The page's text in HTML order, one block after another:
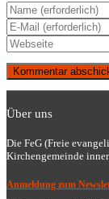
Gib
deinen
Namen
oder
Benutzernamen
zum
Kommentieren
ein
Gib
deine
E-
Mail-
Adresse
Kommentieren
Gib
deine
Website-
(optional)
Über uns
Die FeG (Freie
Kirchengemeinde
Anmeldung zum